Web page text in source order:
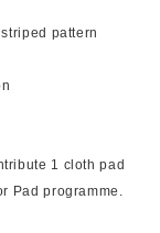
pattern
1 cloth pad
Pad programme.